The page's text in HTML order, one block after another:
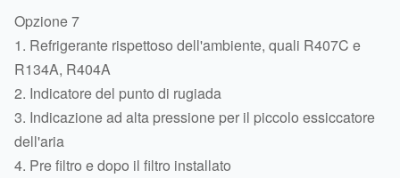
Opzione 7
1. Refrigerante rispettoso dell'ambiente, quali R407C e
R134A, R404A
2. Indicatore del punto di rugiada
3. Indicazione ad alta pressione per il piccolo essiccatore
dell'aria
4. Pre filtro e dopo il filtro installato